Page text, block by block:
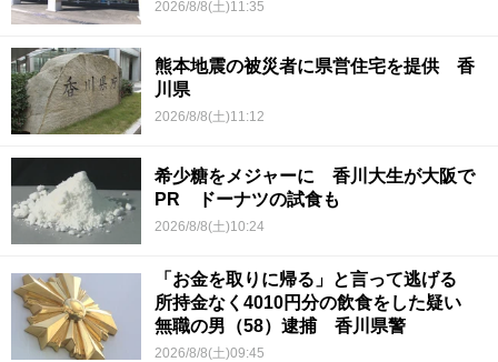
2026/8/8(土)11:35
熊本地震の被災者に県営住宅を提供 香
川県
2026/8/8(土)11:12
希少糖をメジャーに 香川大生が大阪で
PR ドーナツの試食も
2026/8/8(土)10:24
「お金を取りに帰る」と言って逃げる
所持金なく4010円分の飲食をした疑い
無職の男（58）逮捕 香川県警
2026/8/8(土)09:45